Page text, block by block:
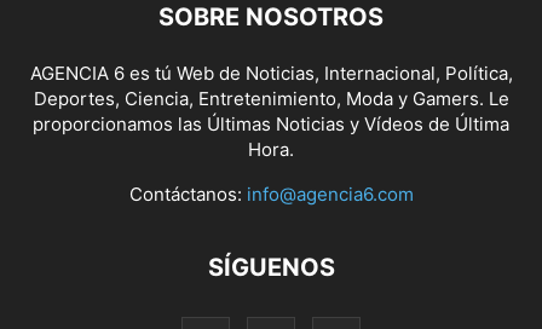
SOBRE NOSOTROS
AGENCIA 6 es tú Web de Noticias, Internacional, Política,
Deportes, Ciencia, Entretenimiento, Moda y Gamers. Le
proporcionamos las Últimas Noticias y Vídeos de Última
Hora.
Contáctanos: info@agencia6.com
SÍGUENOS